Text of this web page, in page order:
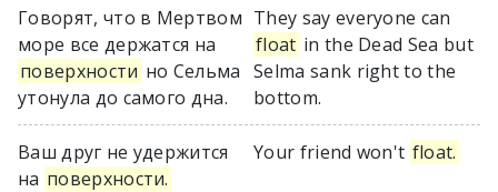
Говорят, что в Мертвом
море все держатся на
поверхности но Сельма
утонула до самого дна.
They say everyone can
float in the Dead Sea but
Selma sank right to the
bottom.
Ваш друг не удержится
на поверхности.
Your friend won't float.